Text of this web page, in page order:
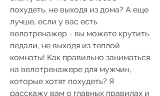
похудеть, не выходя из дома? А еще
лучше, если у вас есть
велотренажер - вы можете крутить
педали, не выходя из теплой
комнаты! Как правильно заниматься
на велотренажере для мужчин,
которые хотят похудеть? Я
расскажу вам о главных правилах и